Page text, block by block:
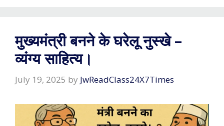
मुख्यमंत्री बनने के घरेलू नुस्खे –
व्यंग्य साहित्य।
July 19, 2025 by JwReadClass24X7Times